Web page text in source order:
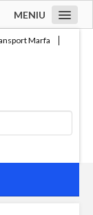
MENIU
Marfa